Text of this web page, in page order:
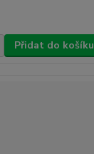
Přidat do košíku